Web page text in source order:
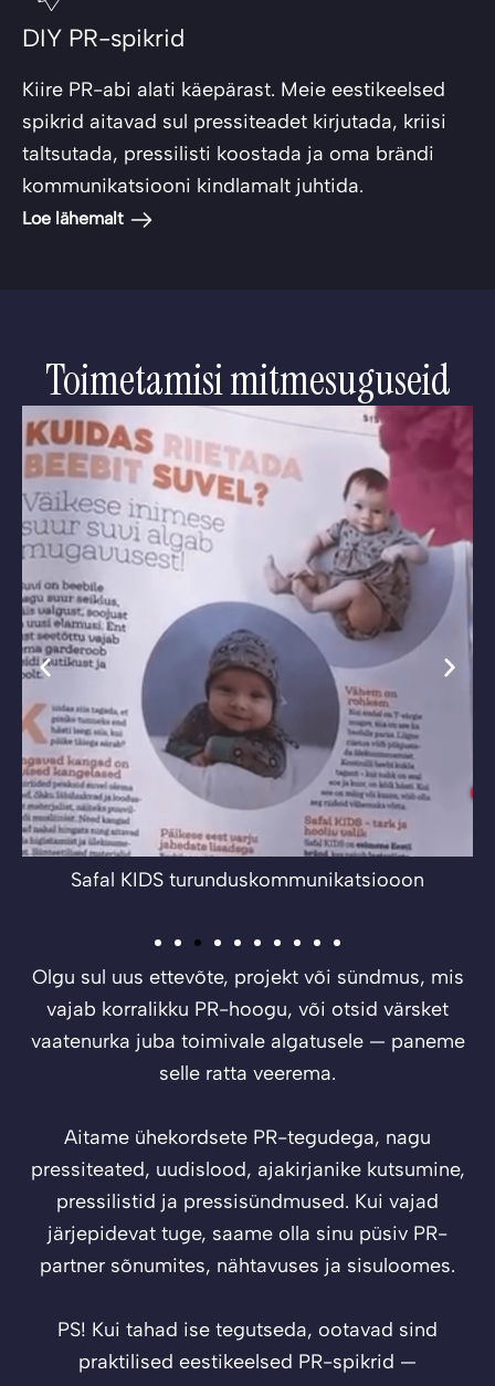
DIY PR-spikrid
Kiire PR-abi alati käepärast. Meie eestikeelsed
spikrid aitavad sul pressiteadet kirjutada, kriisi
taltsutada, pressilisti koostada ja oma brändi
kommunikatsiooni kindlamalt juhtida.
Loe lähemalt
Toimetamisi mitmesuguseid
Safal KIDS turunduskommunikatsiooon
Olgu sul uus ettevõte, projekt või sündmus, mis
vajab korralikku PR-hoogu, või otsid värsket
vaatenurka juba toimivale algatusele — paneme
selle ratta veerema.
Aitame ühekordsete PR-tegudega, nagu
pressiteated, uudislood, ajakirjanike kutsumine,
pressilistid ja pressisündmused. Kui vajad
järjepidevat tuge, saame olla sinu püsiv PR-
partner sõnumites, nähtavuses ja sisuloomes.
PS! Kui tahad ise tegutseda, ootavad sind
praktilised eestikeelsed PR-spikrid —